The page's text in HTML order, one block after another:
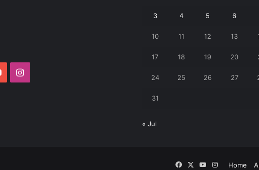
YouTubeInstagram
3 4 5 6
10 11 12 13
17 18 19 20
24 25 26 27
31
« Jul
Home
Facebook
X YouTube
Instagram